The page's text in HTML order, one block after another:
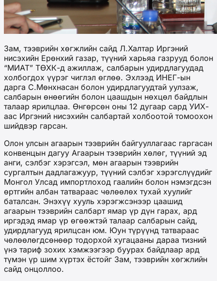
Зам, тээврийн хөгжлийн сайд Л.Халтар Иргэний
нисэхийн Ерөнхий газар, түүний харьяа газрууд болон
“МИАТ” ТӨХК-д ажиллаж, салбарын удирдлагуудад
холбогдох үүрэг чиглэл өглөө. Эхлээд ИНЕГ-ын
дарга С.Мөнхнасан болон удирдлагуудтай уулзаж,
салбарын өнөөгийн болон цаашдын нөхцөл байдлын
талаар ярилцлаа. Өнгөрсөн оны 12 дугаар сард УИХ-
аас Иргэний нисэхийн салбартай холбоотой томоохон
шийдвэр гарсан.
Олон улсын агаарын тээврийн байгууллагаас гаргасан
конвенцын дагуу Агаарын тээврийн хөлөг, түүний эд
анги, сэлбэг хэрэгсэл, мөн агаарын тээврийн
сургалтын дадлагажуур, түүний сэлбэг хэрэгслүүдийг
Монгол Улсад импортлоход гаалийн болон нэмэгдсэн
өртгийн албан татвараас чөлөөлөх тухай хуулийг
баталсан. Энэхүү хууль хэрэгжсэнээр цаашид
агаарын тээврийн салбарт ямар үр дүн гарах, ард
иргэдэд ямар үр өгөөжтэй талаар салбарын сайд,
удирдлагууд ярилцсан юм. Юун түрүүнд татвараас
чөлөөлөгдсөнөөр тодорхой хугацааны дараа тизний
үнэ тариф зохих хэмжээгээр буурах байдлаар ард
түмэн үр шим хүртэх ёстойг Зам, тээврийн хөгжлийн
сайд онцоллоо.